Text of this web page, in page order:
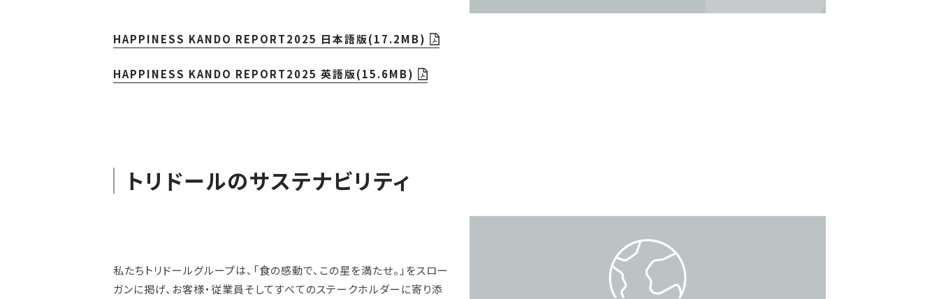
HAPPINESS KANDO REPORT2025 日本語版(17.2MB)
HAPPINESS KANDO REPORT2025 英語版(15.6MB)
トリドールのサステナビリティ
私たちトリドールグループは、「食の感動で、この星を満たせ。」をスロー
ガンに掲げ、お客様・従業員そしてすべてのステークホルダーに寄り添